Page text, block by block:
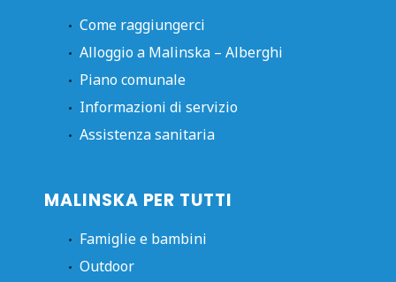
Come raggiungerci
Alloggio a Malinska – Alberghi
Piano comunale
Informazioni di servizio
Assistenza sanitaria
MALINSKA PER TUTTI
Famiglie e bambini
Outdoor